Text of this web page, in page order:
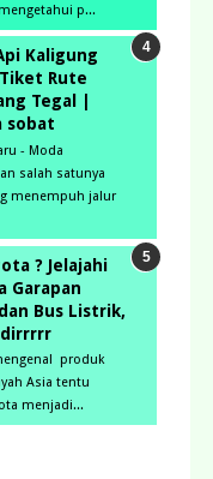
p...
Kaligung
Rute
Tegal |
sobat
- Moda
salah satunya
menempuh jalur
? Jelajahi
Garapan
Bus Listrik,
produk
Asia tentu
menjadi...